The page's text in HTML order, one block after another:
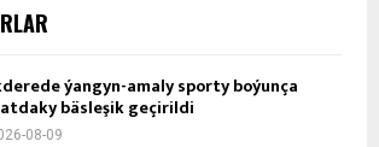
ýangyn-amaly sporty boýunça
bäsleşik geçirildi
08-09